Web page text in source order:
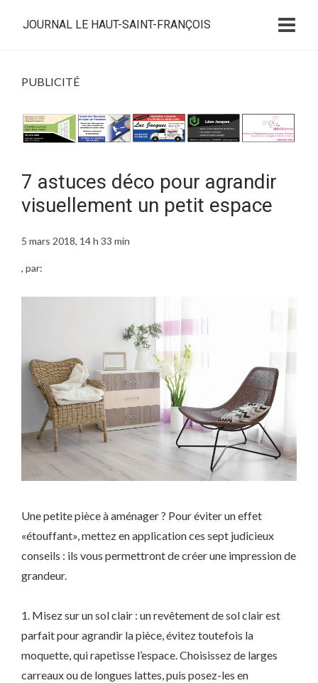
JOURNAL LE HAUT-SAINT-FRANÇOIS
PUBLICITÉ
7 astuces déco pour agrandir
visuellement un petit espace
5 mars 2018, 14 h 33 min
, par:
Une petite pièce à aménager ? Pour éviter un effet
«étouffant», mettez en application ces sept judicieux
conseils : ils vous permettront de créer une impression de
grandeur.
1. Misez sur un sol clair : un revêtement de sol clair est
parfait pour agrandir la pièce, évitez toutefois la
moquette, qui rapetisse l’espace. Choisissez de larges
carreaux ou de longues lattes, puis posez-les en